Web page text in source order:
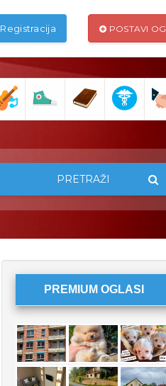
Registracija POSTAVI
PRETRAŽI
PREMIUM OGLASI